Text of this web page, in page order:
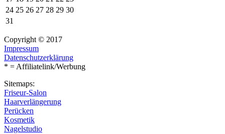
24 25 26 27 28 29 30
31
Copyright © 2017
Impressum
Datenschutzerklärung
* = Affiliatelink/Werbung
Sitemaps:
Friseur-Salon
Haarverlängerung
Perücken
Kosmetik
Nagelstudio